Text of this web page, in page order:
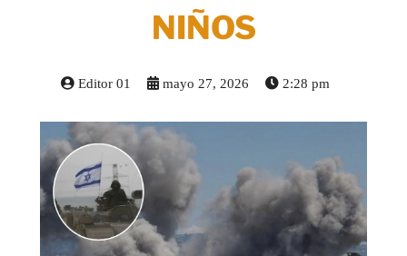
NIÑOS
Editor 01 mayo 27, 2026 2:28 pm